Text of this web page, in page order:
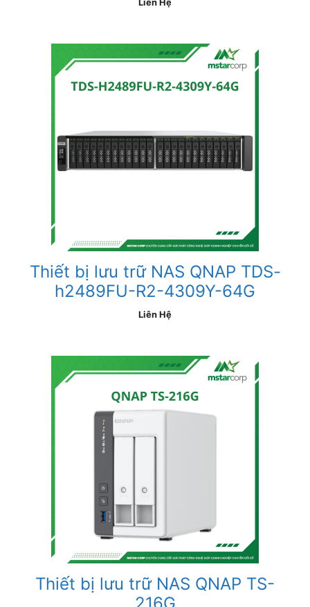
Liên Hệ
Thiết bị lưu trữ NAS QNAP TDS-
h2489FU-R2-4309Y-64G
Liên Hệ
Thiết bị lưu trữ NAS QNAP TS-